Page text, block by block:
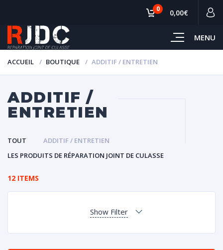
MENU
0 0,00€
ACCUEIL BOUTIQUE ADDITIF / ENTRETIEN
ADDITIF /
ENTRETIEN
TOUT
ADDITIF / ENTRETIEN
LES PRODUITS DE RÉPARATION JOINT DE CULASSE
12 ITEMS
Show Filter